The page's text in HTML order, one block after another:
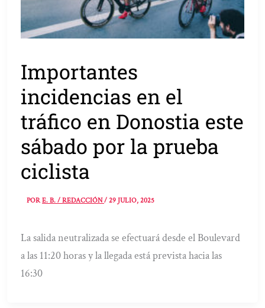
Importantes
incidencias en el
tráfico en Donostia este
sábado por la prueba
ciclista
PORE. B. / REDACCIÓN/29 JULIO, 2025
La salida neutralizada se efectuará desde el Boulevard
a las 11:20 horas y la llegada está prevista hacia las
16:30